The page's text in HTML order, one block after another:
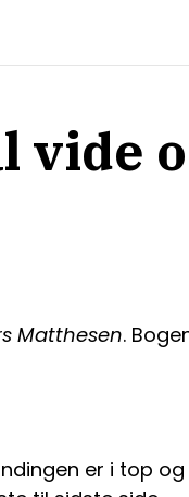
vide
Matthesen.
er i top